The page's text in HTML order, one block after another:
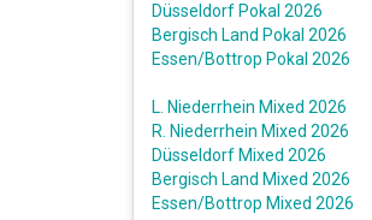
Düsseldorf Pokal 2026
Bergisch Land Pokal 2026
Essen/Bottrop Pokal 2026
L. Niederrhein Mixed 2026
R. Niederrhein Mixed 2026
Düsseldorf Mixed 2026
Bergisch Land Mixed 2026
Essen/Bottrop Mixed 2026